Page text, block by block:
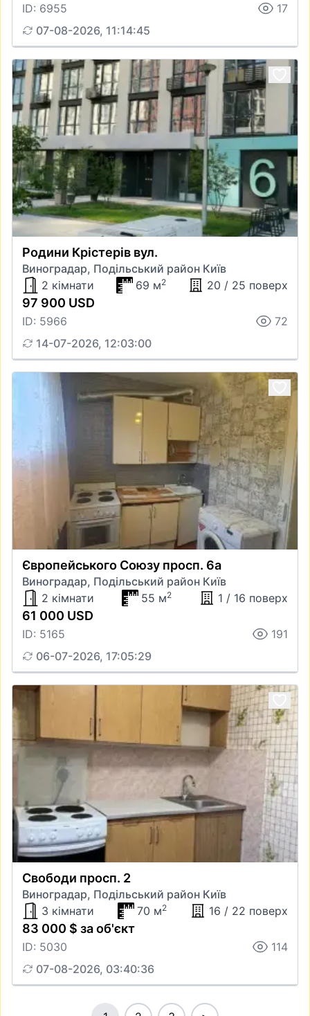
ID: 6955
17
07-08-2026, 11:14:45
Родини Крістерів вул.
Виноградар, Подільський район Київ
2 кімнати
69 м2 20 / 25 поверх
97 900 USD
ID: 5966
72
14-07-2026, 12:03:00
Європейського Союзу просп. 6а
Виноградар, Подільський район Київ
2 кімнати
55 м2 1 / 16 поверх
61 000 USD
ID: 5165
191
06-07-2026, 17:05:29
Свободи просп. 2
Виноградар, Подільський район Київ
3 кімнати
70 м2 16 / 22 поверх
83 000 $ за об'єкт
ID: 5030
114
07-08-2026, 03:40:36